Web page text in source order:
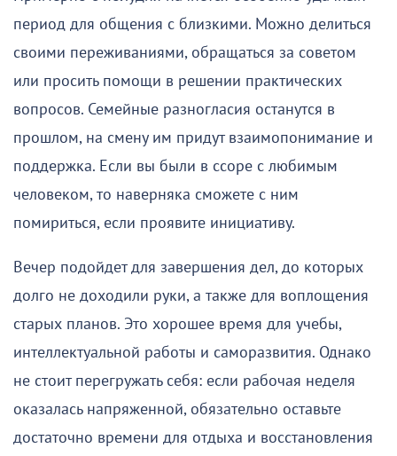
период для общения с близкими. Можно делиться
своими переживаниями, обращаться за советом
или просить помощи в решении практических
вопросов. Семейные разногласия останутся в
прошлом, на смену им придут взаимопонимание и
поддержка. Если вы были в ссоре с любимым
человеком, то наверняка сможете с ним
помириться, если проявите инициативу.
Вечер подойдет для завершения дел, до которых
долго не доходили руки, а также для воплощения
старых планов. Это хорошее время для учебы,
интеллектуальной работы и саморазвития. Однако
не стоит перегружать себя: если рабочая неделя
оказалась напряженной, обязательно оставьте
достаточно времени для отдыха и восстановления